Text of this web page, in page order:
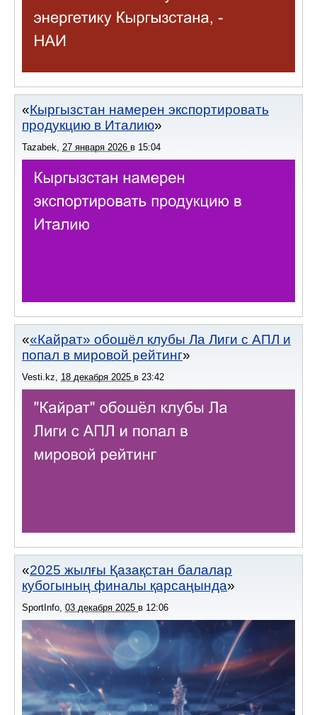
Кыргызстан намерен экспортировать
продукцию в Италию
Tazabek 27 января 2026 в 15:04
«Кайрат» обошёл клубы Ла Лиги с АПЛ и
попал в мировой рейтинг
Vesti.kz, 18 декабря 2025 в 23:42
2025 жылғы Қазақстан балалар
кубогының финалы қарсаңында
SportInfo, 03 декабря 2025 в 12:06